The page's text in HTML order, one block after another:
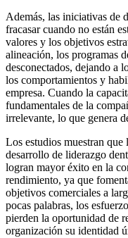
Además, las iniciativas de
fracasar cuando no están
valores y los objetivos
alineación, los programas
desconectados, dejando a
los comportamientos y
empresa. Cuando la
fundamentales de la
irrelevante, lo que genera
Los estudios muestran que
desarrollo de liderazgo
logran mayor éxito en la
rendimiento, ya que
objetivos comerciales a
pocas palabras, los
pierden la oportunidad de
organización su identidad